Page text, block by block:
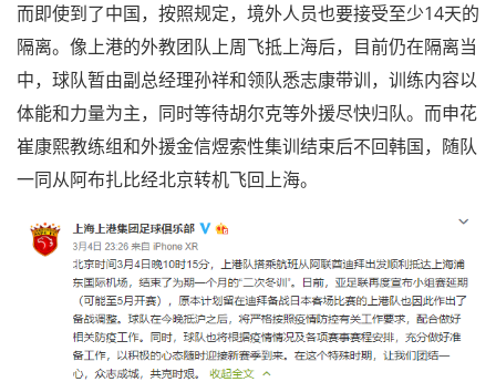
而即使到了中国，按照规定，境外人员也要接受至少14天的
隔离。像上港的外教团队上周飞抵上海后，目前仍在隔离当
中，球队暂由副总经理孙祥和领队悉志康带训，训练内容以
体能和力量为主，同时等待胡尔克等外援尽快归队。而申花
崔康熙教练组和外援金信煜索性集训结束后不回韩国，随队
一同从阿布扎比经北京转机飞回上海。